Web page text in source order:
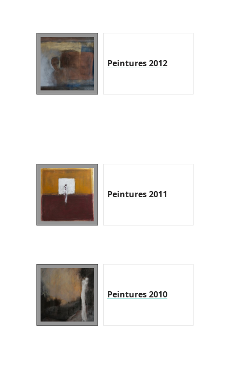
Peintures 2012
Peintures 2011
Peintures 2010